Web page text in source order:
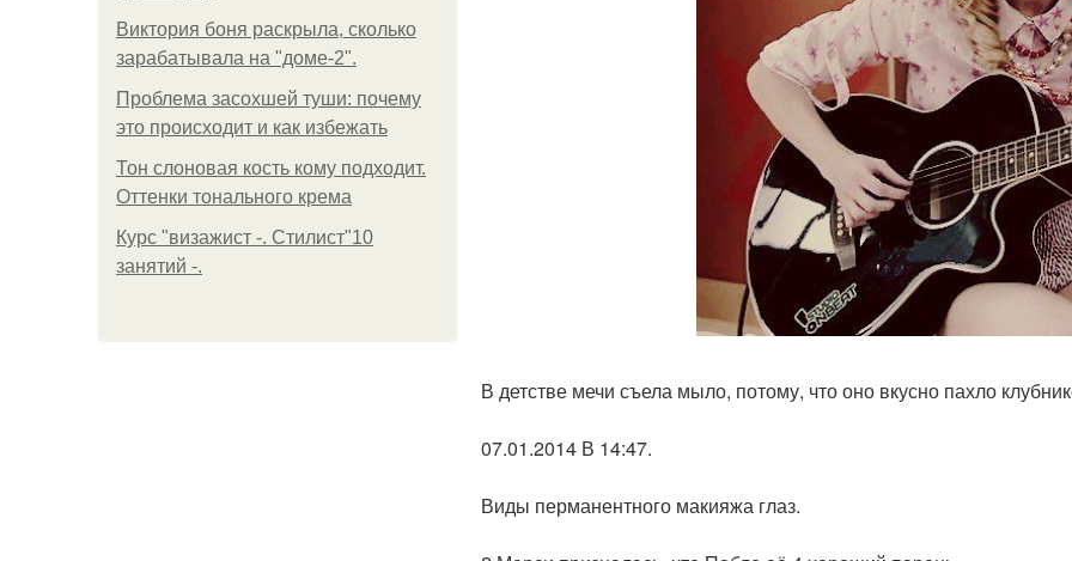
Виктория боня раскрыла, сколько
зарабатывала на "доме-2".
Проблема засохшей туши: почему
это происходит и как избежать
Тон слоновая кость кому подходит.
Оттенки тонального крема
Курс "визажист -. Стилист"10
занятий -.
В детстве мечи съела мыло, потому, что оно вкусно пахло
07.01.2014 В 14:47.
Виды перманентного макияжа глаз.